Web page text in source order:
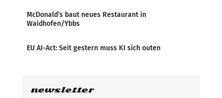
McDonald’s baut neues Restaurant in
Waidhofen/Ybbs
EU AI-Act: Seit gestern muss KI sich outen
newsletter